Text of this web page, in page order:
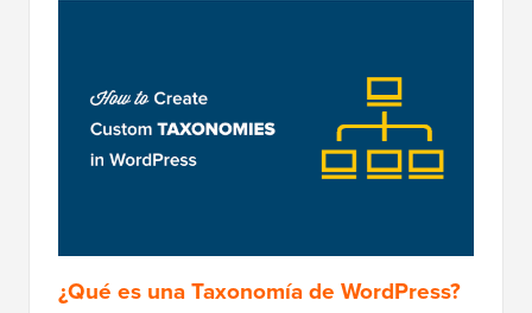
¿Qué es una Taxonomía de WordPress?